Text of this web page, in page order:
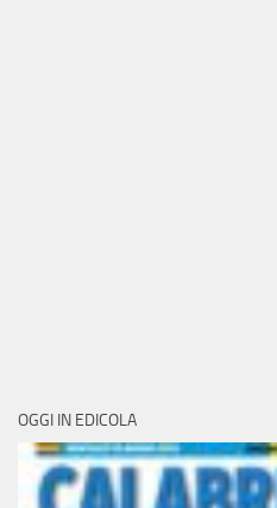
OGGI IN EDICOLA